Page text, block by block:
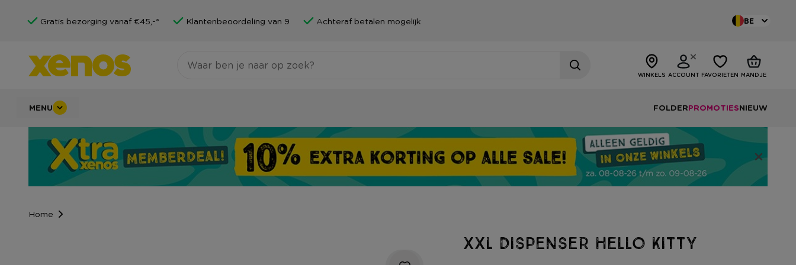
Gratis bezorging vanaf €45,-* Klantenbeoordeling van 9 Achteraf betalen mogelijk BE
WINKELS ACCOUNT FAVORIETEN MANDJE
MENU FOLDERPROMOTIESNIEUW
Home
XXL Dispenser Hello Kitty